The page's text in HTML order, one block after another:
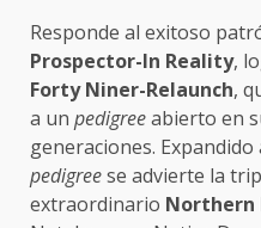
Responde al exitoso
Prospector-In Reality,
Forty Niner-Relaunch,
a un pedigreeabierto en
generaciones.
pedigreese advierte la
extraordinario Northern